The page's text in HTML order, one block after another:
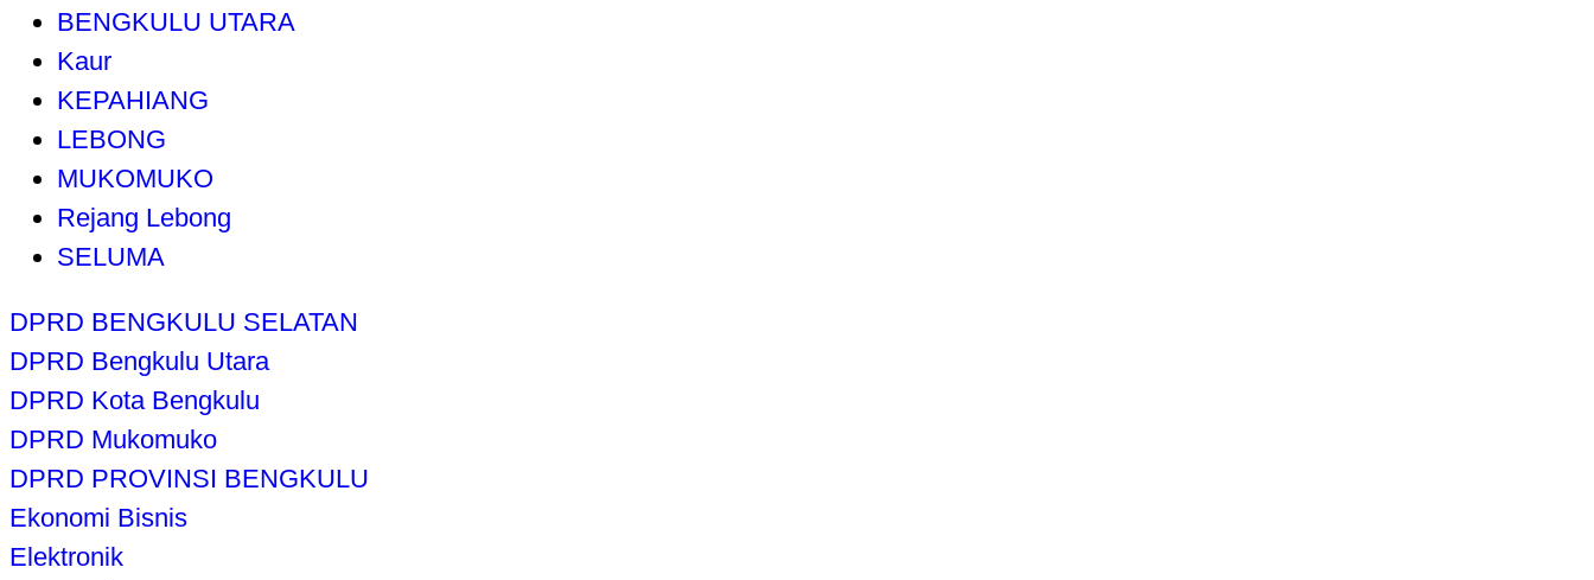
BENGKULU UTARA
Kaur
KEPAHIANG
LEBONG
MUKOMUKO
Rejang Lebong
SELUMA
DPRD BENGKULU SELATAN
DPRD Bengkulu Utara
DPRD Kota Bengkulu
DPRD Mukomuko
DPRD PROVINSI BENGKULU
Ekonomi Bisnis
Elektronik